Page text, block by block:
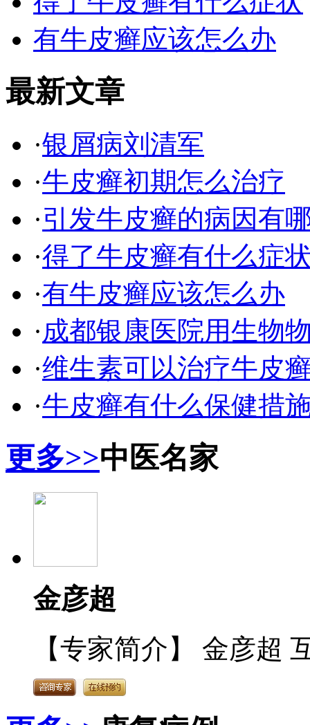
有牛皮癣应该怎么办
最新文章
·银屑病刘清军
·牛皮癣初期怎么治疗
·引发牛皮癣的病因有
·得了牛皮癣有什么症
·有牛皮癣应该怎么办
·成都银康医院用生物
·维生素可以治疗牛皮
·牛皮癣有什么保健措
更多>>中医名家
金彦超
【专家简介】 金彦超